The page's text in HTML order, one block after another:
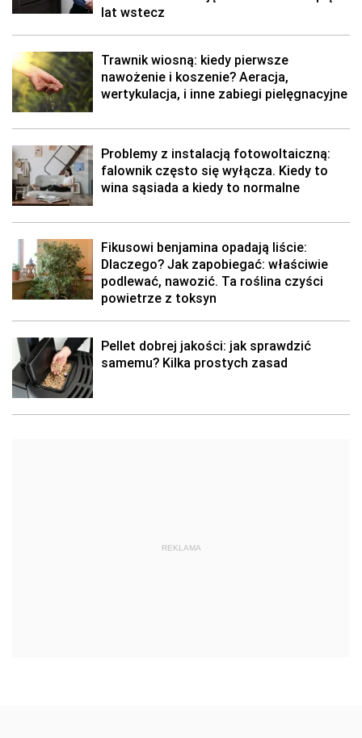
lat wstecz
Trawnik wiosną: kiedy pierwsze
nawożenie i koszenie? Aeracja,
wertykulacja, i inne zabiegi pielęgnacyjne
Problemy z instalacją fotowoltaiczną:
falownik często się wyłącza. Kiedy to
wina sąsiada a kiedy to normalne
Fikusowi benjamina opadają liście:
Dlaczego? Jak zapobiegać: właściwie
podlewać, nawozić. Ta roślina czyści
powietrze z toksyn
Pellet dobrej jakości: jak sprawdzić
samemu? Kilka prostych zasad
REKLAMA